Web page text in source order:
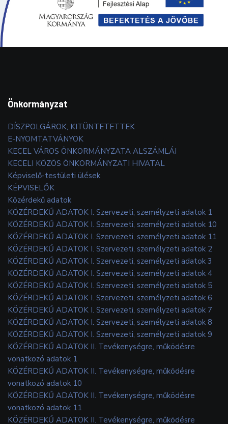
Önkormányzat
DÍSZPOLGÁROK, KITÜNTETETTEK
E-NYOMTATVÁNYOK
KECEL VÁROS ÖNKORMÁNYZATA ALSZÁMLÁI
KECELI KÖZÖS ÖNKORMÁNYZATI HIVATAL
Képviselő-testületi ülések
KÉPVISELŐK
Közérdekű adatok
KÖZÉRDEKŰ ADATOK I. Szervezeti, személyzeti adatok 1
KÖZÉRDEKŰ ADATOK I. Szervezeti, személyzeti adatok 10
KÖZÉRDEKŰ ADATOK I. Szervezeti, személyzeti adatok 11
KÖZÉRDEKŰ ADATOK I. Szervezeti, személyzeti adatok 2
KÖZÉRDEKŰ ADATOK I. Szervezeti, személyzeti adatok 3
KÖZÉRDEKŰ ADATOK I. Szervezeti, személyzeti adatok 4
KÖZÉRDEKŰ ADATOK I. Szervezeti, személyzeti adatok 5
KÖZÉRDEKŰ ADATOK I. Szervezeti, személyzeti adatok 6
KÖZÉRDEKŰ ADATOK I. Szervezeti, személyzeti adatok 7
KÖZÉRDEKŰ ADATOK I. Szervezeti, személyzeti adatok 8
KÖZÉRDEKŰ ADATOK I. Szervezeti, személyzeti adatok 9
KÖZÉRDEKŰ ADATOK II. Tevékenységre, működésre
vonatkozó adatok 1
KÖZÉRDEKŰ ADATOK II. Tevékenységre, működésre
vonatkozó adatok 10
KÖZÉRDEKŰ ADATOK II. Tevékenységre, működésre
vonatkozó adatok 11
KÖZÉRDEKŰ ADATOK II. Tevékenységre, működésre